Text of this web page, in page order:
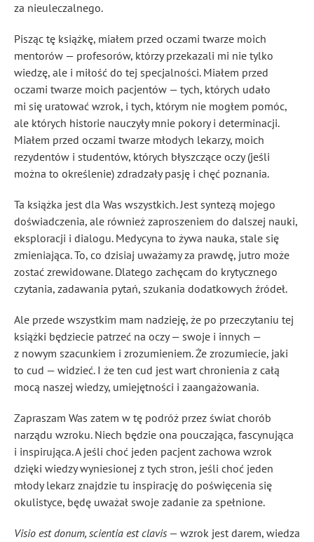
za nieuleczalnego.
Pisząc tę książkę, miałem przed oczami twarze moich
mentorów — profesorów, którzy przekazali mi nie tylko
wiedzę, ale i miłość do tej specjalności. Miałem przed
oczami twarze moich pacjentów — tych, których udało
mi się uratować wzrok, i tych, którym nie mogłem pomóc,
ale których historie nauczyły mnie pokory i determinacji.
Miałem przed oczami twarze młodych lekarzy, moich
rezydentów i studentów, których błyszczące oczy (jeśli
można to określenie) zdradzały pasję i chęć poznania.
Ta książka jest dla Was wszystkich. Jest syntezą mojego
doświadczenia, ale również zaproszeniem do dalszej nauki,
eksploracji i dialogu. Medycyna to żywa nauka, stale się
zmieniająca. To, co dzisiaj uważamy za prawdę, jutro może
zostać zrewidowane. Dlatego zachęcam do krytycznego
czytania, zadawania pytań, szukania dodatkowych źródeł.
Ale przede wszystkim mam nadzieję, że po przeczytaniu tej
książki będziecie patrzeć na oczy — swoje i innych —
z nowym szacunkiem i zrozumieniem. Że zrozumiecie, jaki
to cud — widzieć. I że ten cud jest wart chronienia z całą
mocą naszej wiedzy, umiejętności i zaangażowania.
Zapraszam Was zatem w tę podróż przez świat chorób
narządu wzroku. Niech będzie ona pouczająca, fascynująca
i inspirująca. A jeśli choć jeden pacjent zachowa wzrok
dzięki wiedzy wyniesionej z tych stron, jeśli choć jeden
młody lekarz znajdzie tu inspirację do poświęcenia się
okulistyce, będę uważał swoje zadanie za spełnione.
Visio est donum, scientia est clavis — wzrok jest darem, wiedza